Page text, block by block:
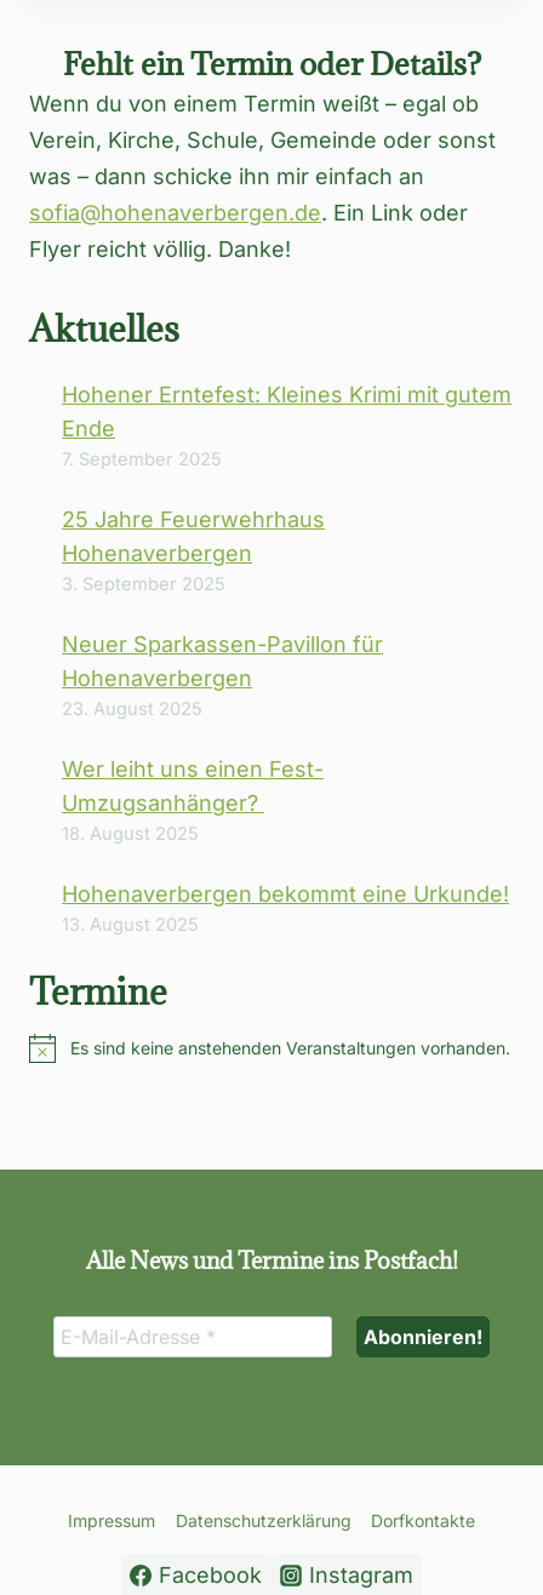
Fehlt ein Termin oder Details?
Wenn du von einem Termin weißt – egal ob
Verein, Kirche, Schule, Gemeinde oder sonst
was – dann schicke ihn mir einfach an
sofia@hohenaverbergen.de. Ein Link oder
Flyer reicht völlig. Danke!
Aktuelles
Hohener Erntefest: Kleines Krimi mit gutem
Ende
7. September 2025
25 Jahre Feuerwehrhaus
Hohenaverbergen
3. September 2025
Neuer Sparkassen-Pavillon für
Hohenaverbergen
23. August 2025
Wer leiht uns einen Fest-
Umzugsanhänger?
18. August 2025
Hohenaverbergen bekommt eine Urkunde!
13. August 2025
Termine
HinweisEs sind keine anstehenden Veranstaltungen vorhanden.
Alle News und Termine ins Postfach!
Impressum Datenschutzerklärung Dorfkontakte
Facebook Instagram